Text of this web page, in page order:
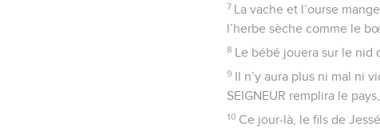
7 La vache et l’ourse
l’herbe sèche comme le
8 Le bébé jouera sur le nid
9 Il n’y aura plus ni mal ni
SEIGNEUR remplira le
10 Ce jour-là, le fils de